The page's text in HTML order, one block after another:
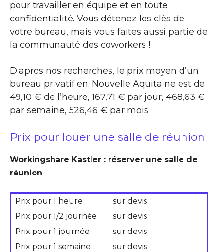
pour travailler en équipe et en toute
confidentialité. Vous détenez les clés de
votre bureau, mais vous faites aussi partie de
la communauté des coworkers !
D’après nos recherches, le prix moyen d’un
bureau privatif en. Nouvelle Aquitaine est de
49,10 € de l’heure, 167,71 € par jour, 468,63 €
par semaine, 526,46 € par mois
Prix pour louer une salle de réunion
Workingshare Kastler : réserver une salle de
réunion
Prix pour 1 heure
sur devis
Prix pour 1/2 journée
sur devis
Prix pour 1 journée
sur devis
Prix pour 1 semaine
sur devis